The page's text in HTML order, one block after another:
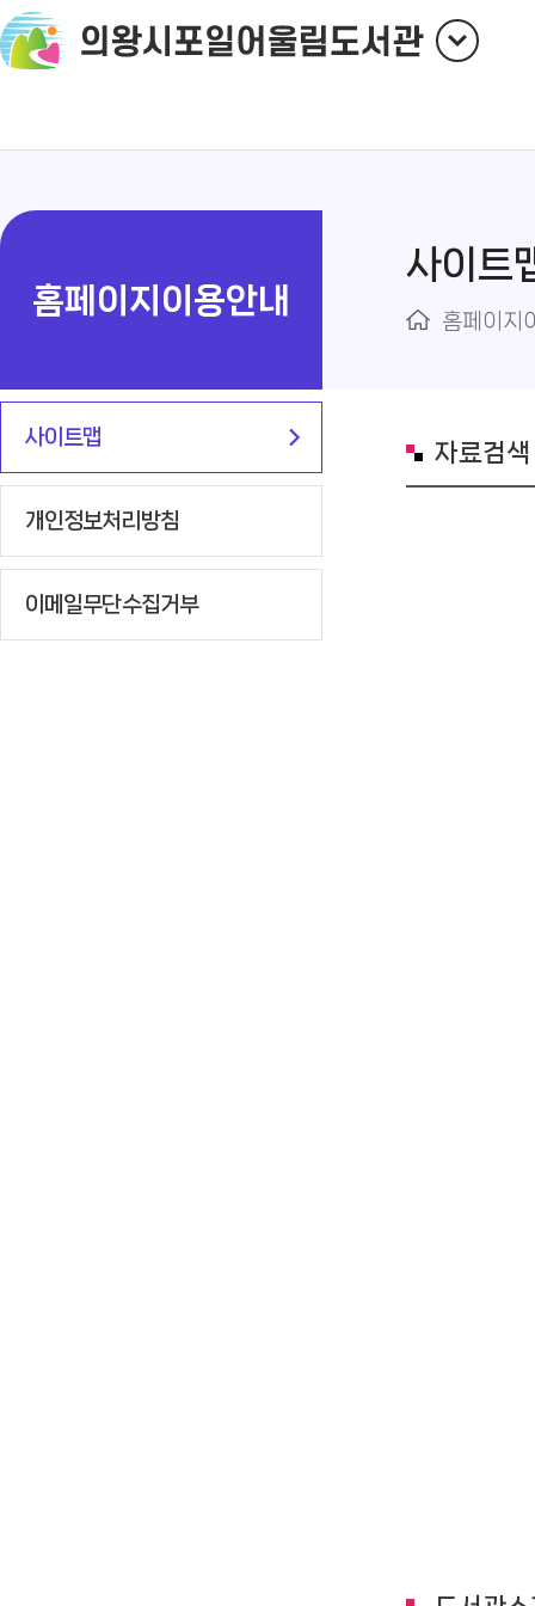
홈페이지이용안내
사이트맵
개인정보처리방침
이메일무단수집거부
사이트
홈페이지
자료검색